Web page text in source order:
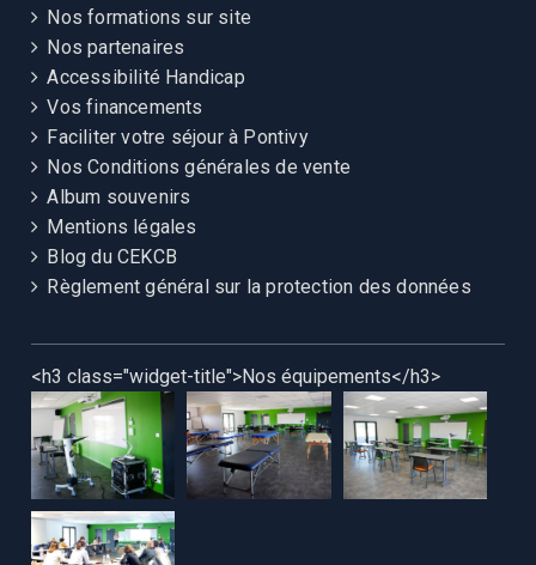
Nos formations sur site
Nos partenaires
Accessibilité Handicap
Vos financements
Faciliter votre séjour à Pontivy
Nos Conditions générales de vente
Album souvenirs
Mentions légales
Blog du CEKCB
Règlement général sur la protection des données
<h3 class="widget-title">Nos équipements</h3>